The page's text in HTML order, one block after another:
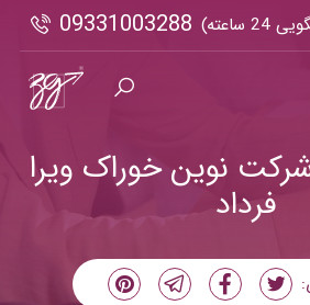
ساعته) 09331003288
نوین خوراک ویرا
فرداد